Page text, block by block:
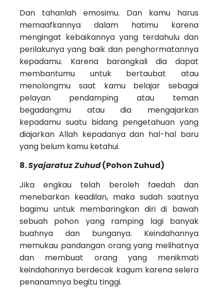
Dan tahanlah emosimu. Dan kamu harus
memaafkannya dalam hatimu karena
mengingat kebaikannya yang terdahulu dan
perilakunya yang baik dan penghormatannya
kepadamu. Karena barangkali dia dapat
membantumu untuk bertaubat atau
menolongmu saat kamu belajar sebagai
pelayan pendamping atau teman
begadangmu atau dia mengajarkan
kepadamu suatu bidang pengetahuan yang
diajarkan Allah kepadanya dan hal-hal baru
yang belum kamu ketahui.
8.Syajaratuz Zuhud(Pohon Zuhud)
Jika engkau telah beroleh faedah dan
menebarkan keadilan, maka sudah saatnya
bagimu untuk membaringkan diri di bawah
sebuah pohon yang ramping lagi banyak
buahnya dan bunganya. Keindahannya
memukau pandangan orang yang melihatnya
dan membuat orang yang menikmati
keindahannya berdecak kagum karena selera
penanamnya begitu tinggi.